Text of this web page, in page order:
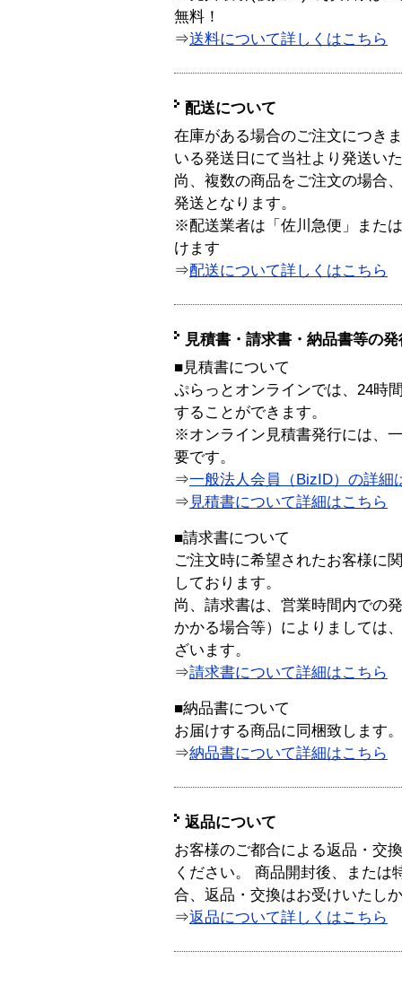
無料！
⇒送料について詳しくはこちら
配送について
在庫がある場合のご注文につき
いる発送日にて当社より発送い
尚、複数の商品をご注文の場合
発送となります。
※配送業者は「佐川急便」また
けます
⇒配送について詳しくはこちら
見積書・請求書・納品書等の
■見積書について
ぷらっとオンラインでは、24時
することができます。
※オンライン見積書発行には、
要です。
⇒一般法人会員（BizID）の詳細
⇒ 見積書について詳細はこちら
■請求書について
ご注文時に希望されたお客様に
しております。
尚、請求書は、営業時間内での
かかる場合等）によりましては
ざいます。
⇒請求書について詳細はこちら
■納品書について
お届けする商品に同梱致します。
⇒納品書について詳細はこちら
返品について
お客様のご都合による返品・交
ください。 商品開封後、または
合、返品・交換はお受けいたし
⇒返品について詳しくはこちら